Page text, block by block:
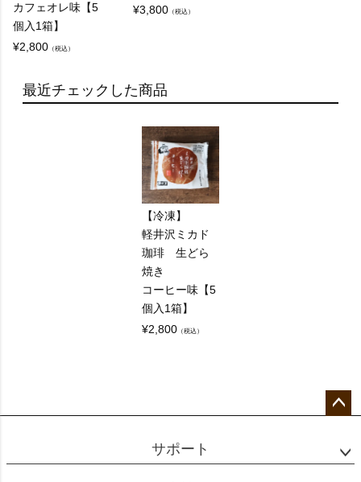
カフェオレ味【5
個入1箱】
¥2,800 （税込）
¥3,800 （税込）
最近チェックした商品
【冷凍】
軽井沢ミカド
珈琲 生どら
焼き
コーヒー味【5
個入1箱】
¥2,800 （税込）
ップ
サポート